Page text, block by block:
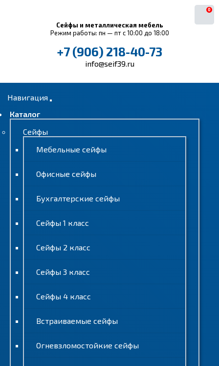
Сейфы и металлическая мебель
Режим работы: пн — пт с 10:00 до 18:00
0
+7 (906) 218-40-73
info@seif39.ru
Навигация
Каталог
Сейфы
Мебельные сейфы
Офисные сейфы
Бухгалтерские сейфы
Сейфы 1 класс
Сейфы 2 класс
Сейфы 3 класс
Сейфы 4 класс
Встраиваемые сейфы
Огневзломостойкие сейфы